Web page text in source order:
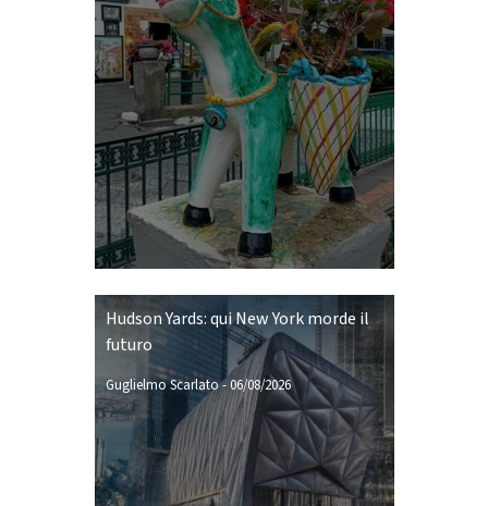
Hudson Yards: qui New York morde il
futuro
Guglielmo Scarlato-06/08/2026